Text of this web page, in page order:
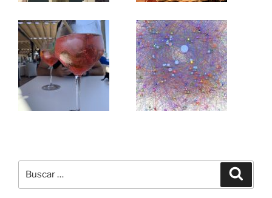
por: